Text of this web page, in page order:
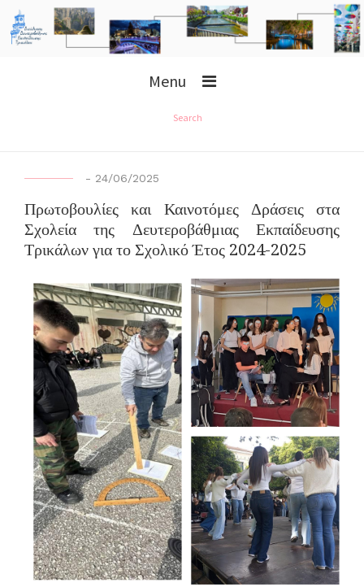
Menu
Search
- 24/06/2025
Πρωτοβουλίες και Καινοτόμες Δράσεις στα
Σχολεία της Δευτεροβάθμιας Εκπαίδευσης
Τρικάλων για το Σχολικό Έτος 2024-2025